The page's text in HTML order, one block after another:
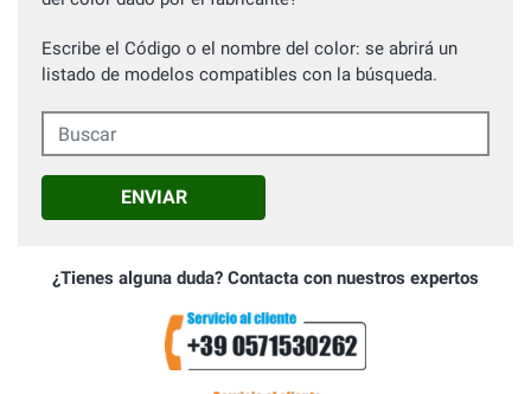
Escribe el Código o el nombre del color: se abrirá un
listado de modelos compatibles con la búsqueda.
Buscar
ENVIAR
¿Tienes alguna duda? Contacta con nuestros expertos